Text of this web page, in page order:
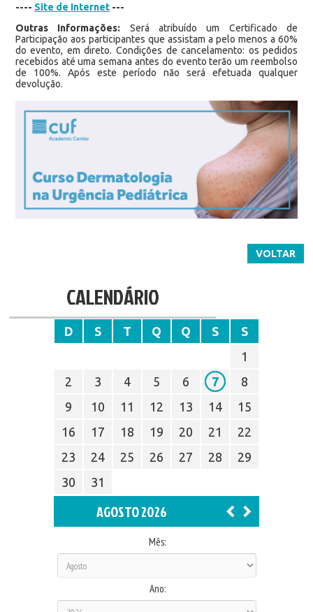
---- Site de Internet---
Outras Informações: Será atribuído um Certificado de
Participação aos participantes que assistam a pelo menos a 60%
do evento, em direto. Condições de cancelamento: os pedidos
recebidos até uma semana antes do evento terão um reembolso
de 100%. Após este período não será efetuada qualquer
devolução.
VOLTAR
CALENDÁRIO
D S T Q Q S
S
1
2
3 4 5 6 7
8
9
10 11 12 13 14
15
16
17 18 19 20 21
22
23
24 25 26 27 28
29
30
31
AGOSTO 2026
Mês:
Ano: